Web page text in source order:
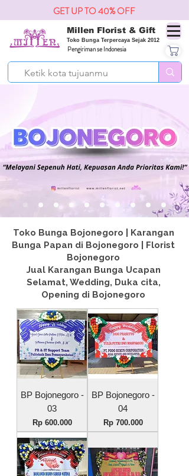
Millen Florist & Gift
Toko Bunga Terpercaya Sejak 2012
Pengiriman se Indonesia
GET UP TO 40% OFF
BP Bojonegoro -
03
Harga
Rp 600.000
BP Bojonegoro -
04
Harga
Rp 700.000
Toko Bunga Bojonegoro | Karangan
Bunga Papan di Bojonegoro | Florist
Bojonegoro
Jual Karangan Bunga Ucapan
Selamat, Wedding, Duka cita,
Opening di Bojonegoro